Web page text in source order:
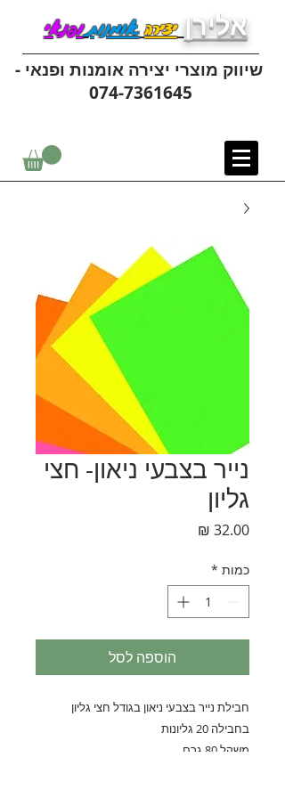
אלירן יצירהאומנותופנאי
שיווק מוצרי יצירה אומנות ופנאי -
074-7361645
נייר בצבעי ניאון- חצי
גליון
כמות *
הוספה לסל
משקל 80 גרם